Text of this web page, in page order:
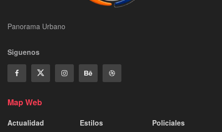
Panorama Urbano
Siguenos
Map Web
Actualidad
Estilos
Policiales